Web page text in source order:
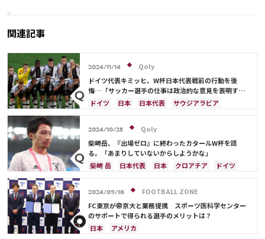
関連記事
2024/11/14
Qoly
ドイツ代表キミッヒ、W杯日本代表戦前の行動を後
悔…「サッカー選手の仕事は政治的な意見を表明する
ことではない」
ドイツ 日本 日本代表 サウジアラビア
2024/10/25
Qoly
柴崎岳、『出場ゼロ』に終わったカタールW杯を語
る。「あまりしていないからしようかな」
柴崎 岳
日本代表 日本 クロアチア
ドイツ
2024/09/18
FOOTBALL ZONE
FC東京が帝京大と業務提携 スポーツ医科学センター
のサポートで得られる選手のメリットは？
日本
アメリカ